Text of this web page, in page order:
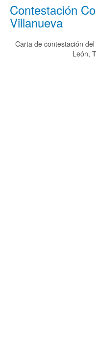
Contestación
Villanueva
Carta de contestación
León,